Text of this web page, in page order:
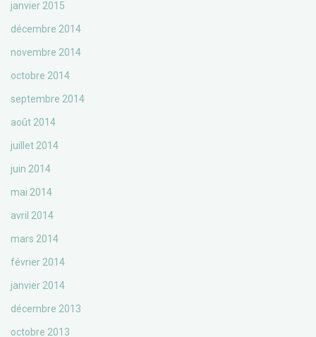
janvier 2015
décembre 2014
novembre 2014
octobre 2014
septembre 2014
août 2014
juillet 2014
juin 2014
mai 2014
avril 2014
mars 2014
février 2014
janvier 2014
décembre 2013
octobre 2013